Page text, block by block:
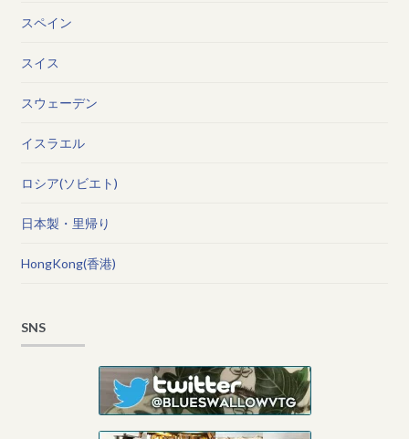
スペイン
スイス
スウェーデン
イスラエル
ロシア(ソビエト)
日本製・里帰り
HongKong(香港)
SNS